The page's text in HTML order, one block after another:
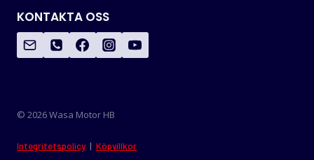
KONTAKTA OSS
© 2026 Wasa Motor HB
Integritetspolicy| Köpvillkor